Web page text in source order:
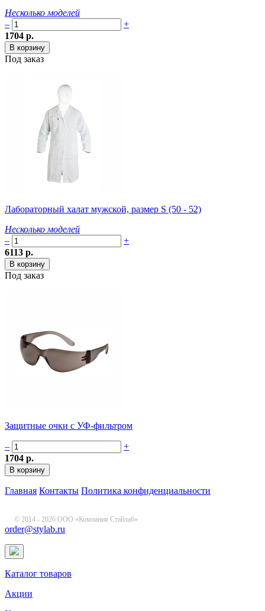
Несколько моделей
–
+
1704 р.
Под заказ
Лабораторный халат мужской, размер S (50 - 52)
Несколько моделей
–
+
6113 р.
Под заказ
Защитные очки с УФ-фильтром
–
+
1704 р.
Главная Контакты Политика конфиденциальности
© 2014 - 2026 ООО «Компания Стайлаб»
order@stylab.ru
Каталог товаров
Акции